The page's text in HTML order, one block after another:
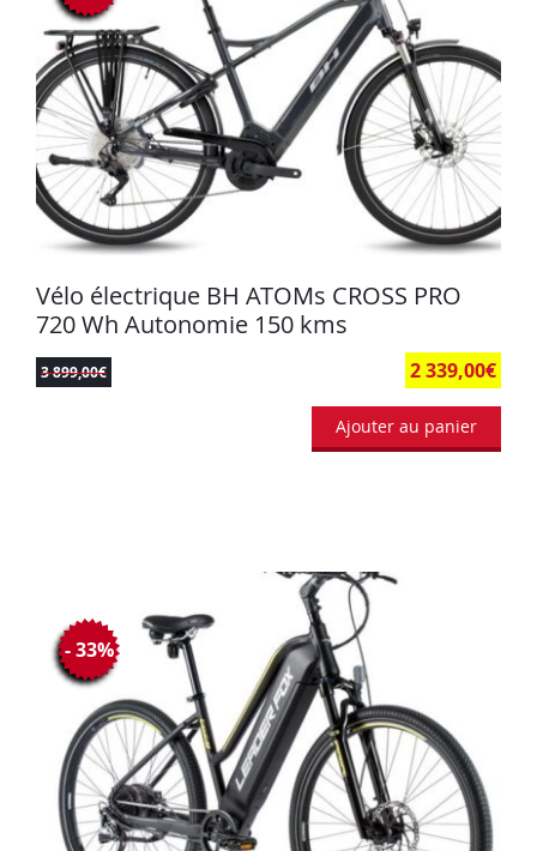
Vélo électrique BH ATOMs CROSS PRO
720 Wh Autonomie 150 kms
3 899,00€ 2 339,00€
Ajouter au panier
- 33%